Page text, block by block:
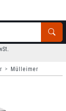
Mülleimer